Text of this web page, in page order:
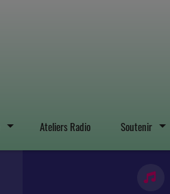
Ateliers Radio Soutenir